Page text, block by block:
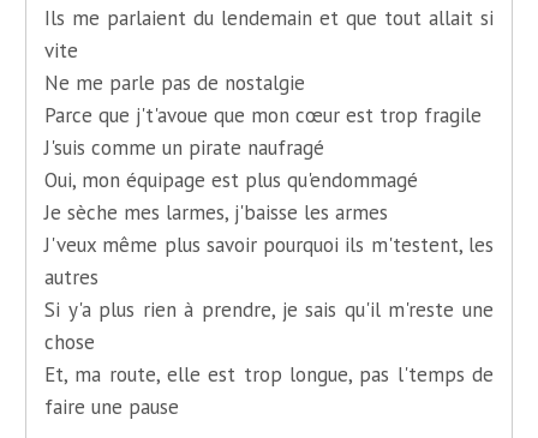
Ils me parlaient du lendemain et que tout allait si
vite
Ne me parle pas de nostalgie
Parce que j't'avoue que mon cœur est trop fragile
J'suis comme un pirate naufragé
Oui, mon équipage est plus qu'endommagé
Je sèche mes larmes, j'baisse les armes
J'veux même plus savoir pourquoi ils m'testent, les
autres
Si y'a plus rien à prendre, je sais qu'il m'reste une
chose
Et, ma route, elle est trop longue, pas l'temps de
faire une pause